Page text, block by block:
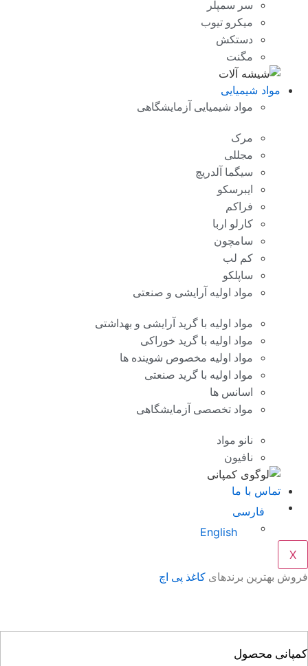
سر سمپلر
میکرو تیوب
دستکش
مگنت
مواد شیمیایی
مواد شیمیایی آزمایشگاهی
مرک
مجللی
سیگما آلدریچ
ایبرسکو
فراکم
کارلو اربا
سامچون
کم لب
ساپلکو
مواد اولیه آرایشی و صنعتی
مواد اولیه با گرید آرایشی و بهداشتی
مواد اولیه با گرید خوراکی
مواد اولیه مخصوص شوینده ها
مواد اولیه با گرید صنعتی
اسانس ها
مواد تخصصی آزمایشگاهی
نانو مواد
نافیون
تماس با ما
فارسی
English
بهترین برندهایکاغذ پی اچ
محصول